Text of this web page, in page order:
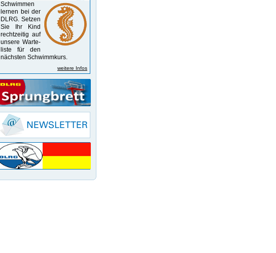
Schwimmen
lernen bei der
DLRG. Setzen
Sie Ihr Kind
recht­zeitig auf
unsere Warte­
liste für den
nächsten Schwimm­kurs.
weitere Infos